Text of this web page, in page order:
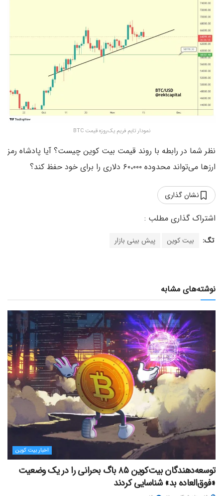
نمودار تایم فریم یک‌روزه قیمت BTC
نظر شما در رابطه با روند قیمت بیت کوین چیست؟ آیا پادشاه رمز
ارزها می‌تواند محدوده ۶۰،۰۰۰ دلاری را برای خود حفظ کند؟
نشان گذاری
تگ: بیت کوین پیش بینی بازار
نوشته‌های مشابه
اخبار بیت کوین
توسعه‌دهندگان بیت‌کوین ۸۵ باگ بحرانی را در یک وضعیت
«فوق‌العاده بد» شناسایی کردند